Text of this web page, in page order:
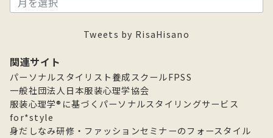
別
イ
ブ
Tweets by RisaHisano
関連サイト
パーソナルスタイリスト養成スクールFPSS
一般社団法人日本服装心理学協会
服装心理学®に基づくパーソナルスタイリングサービス
for*style
身だしなみ研修・ファッションセミナーのフォースタイル